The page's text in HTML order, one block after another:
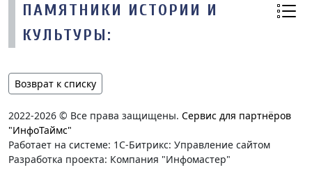
ПАМЯТНИКИ ИСТОРИИ И
КУЛЬТУРЫ:
Возврат к списку
2022-2026 © Все права защищены. Сервис для партнёров
"ИнфоТаймс"
Работает на системе: 1С-Битрикс: Управление сайтом
Разработка проекта: Компания "Инфомастер"